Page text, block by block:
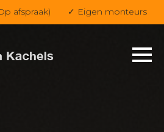
afspraak) ✓ Eigen monteurs